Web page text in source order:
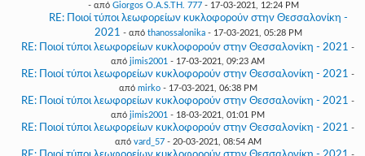
- από Giorgos O.A.S.TH. 777- 17-03-2021, 12:24 PM
RE: Ποιοί τύποι λεωφορείων κυκλοφορούν στην Θεσσαλονίκη -
2021 - από thanossalonika - 17-03-2021, 05:28 PM
RE: Ποιοί τύποι λεωφορείων κυκλοφορούν στην Θεσσαλονίκη - 2021 -
από jimis2001 - 17-03-2021, 09:23 AM
RE: Ποιοί τύποι λεωφορείων κυκλοφορούν στην Θεσσαλονίκη - 2021 -
από mirko- 17-03-2021, 06:38 PM
RE: Ποιοί τύποι λεωφορείων κυκλοφορούν στην Θεσσαλονίκη - 2021 -
από jimis2001 - 18-03-2021, 01:01 PM
RE: Ποιοί τύποι λεωφορείων κυκλοφορούν στην Θεσσαλονίκη - 2021 -
από vard_57- 20-03-2021, 08:54 AM